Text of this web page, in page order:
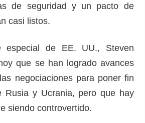
de seguridad y un pacto de
casi listos.
especial de EE. UU., Steven
que se han logrado avances
negociaciones para poner fin
Rusia y Ucrania, pero que hay
siendo controvertido.